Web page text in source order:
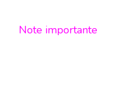
Note importante